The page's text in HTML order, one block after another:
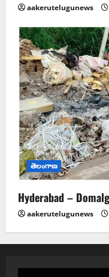
aakerutelugunews
తెలంగాణ
Hyderabad –
aakerutelugunews